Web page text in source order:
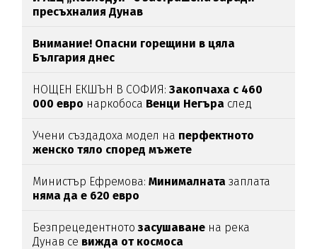
пресъхналия Дунав
Внимание! Опасни горещини в цяла
България днес
НОЩЕН ЕКШЪН В СОФИЯ:Закопчаха с 460
000 евро наркобоса Венци Негъра след
Учени създадоха модел на перфектното
женско тяло според мъжете
Министър Ефремова:Минималната заплата
няма да е 620 евро
Безпрецедентнотозасушаване на река
Дунав се вижда от космоса